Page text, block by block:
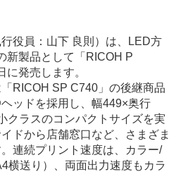
役員：山下 良則）は、LED方
新製品として「RICOH P
発売します。
RICOH SP C740」の後継商品
ッドを採用し、幅449×奥行
クラスのコンパクトサイズを実
ドから店舗窓口など、さまざま
連続プリント速度は、カラー/
横送り）、両面出力速度もカラ